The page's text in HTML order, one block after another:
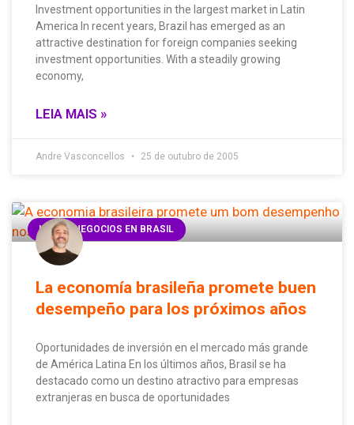
Investment opportunities in the largest market in Latin
America In recent years, Brazil has emerged as an
attractive destination for foreign companies seeking
investment opportunities. With a steadily growing
economy,
LEIA MAIS »
Andre Vasconcellos 25 de outubro de 2005
HACER NEGOCIOS EN BRASIL
La economía brasileña promete buen
desempeño para los próximos años
Oportunidades de inversión en el mercado más grande
de América Latina En los últimos años, Brasil se ha
destacado como un destino atractivo para empresas
extranjeras en busca de oportunidades